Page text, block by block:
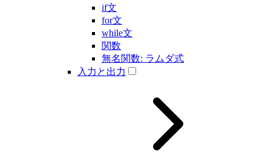
if文
for文
while文
関数
無名関数: ラムダ式
入力と出力